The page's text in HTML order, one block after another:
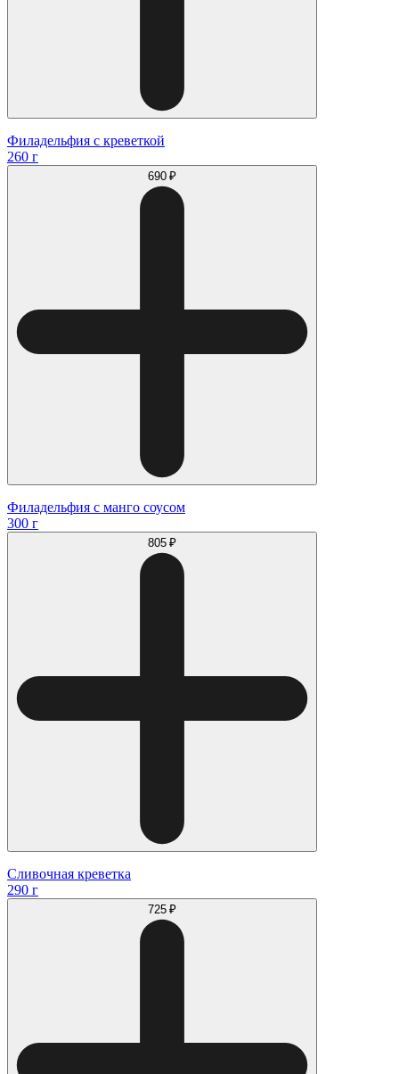
Филадельфия с креветкой
260 г
690 ₽
Филадельфия с манго соусом
300 г
805 ₽
Сливочная креветка
290 г
725 ₽